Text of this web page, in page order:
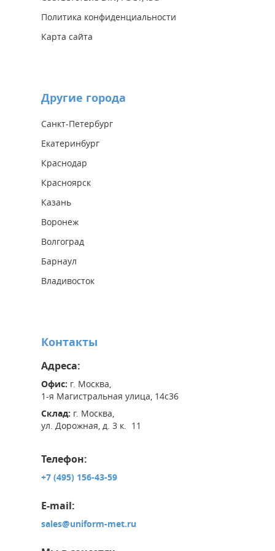
Политика конфиденциальности
Карта сайта
Другие города
Санкт-Петербург
Екатеринбург
Краснодар
Красноярск
Казань
Воронеж
Волгоград
Барнаул
Владивосток
Контакты
Адреса:
Офис: г. Москва,
1-я Магистральная улица, 14с36
Склад: г. Москва,
ул. Дорожная, д. 3 к. 11
Телефон:
+7 (495) 156-43-59
E-mail:
sales@uniform-met.ru